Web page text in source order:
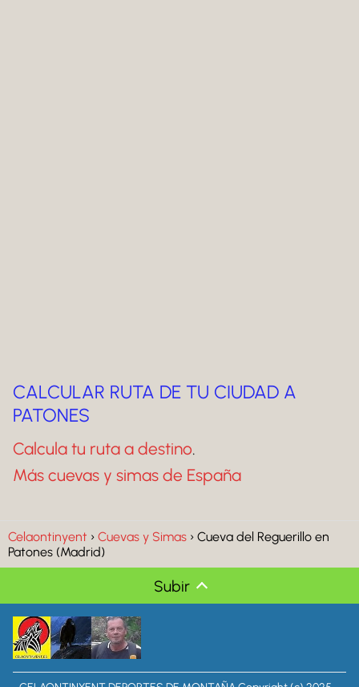
CALCULAR RUTA DE TU CIUDAD A
PATONES
Calcula tu ruta a destino.
Más cuevas y simas de España
Celaontinyent Cuevas y Simas
Cueva del Reguerillo en
Patones (Madrid)
Subir